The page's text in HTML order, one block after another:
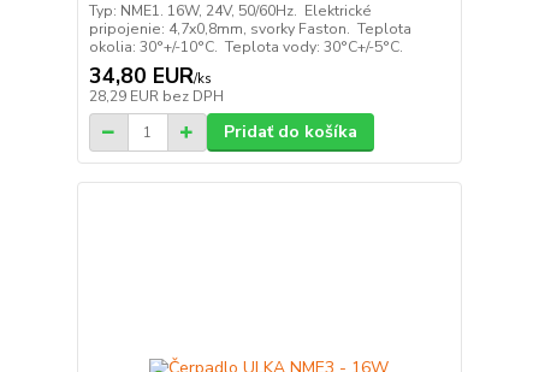
Typ: NME1. 16W, 24V, 50/60Hz. Elektrické
pripojenie: 4,7x0,8mm, svorky Faston. Teplota
okolia: 30°+/-10°C. Teplota vody: 30°C+/-5°C.
34,80 EUR/ks
28,29 EUR bez DPH
Pridať do košíka